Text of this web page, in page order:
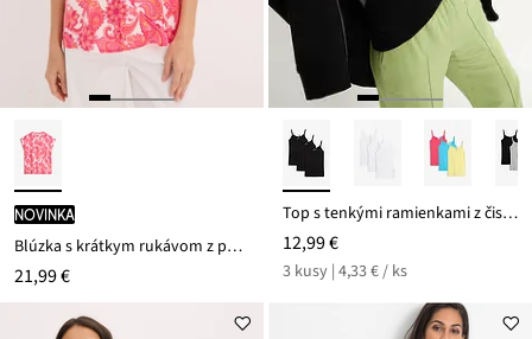
novinka
Blúzka s krátkym rukávom z padavého saténu
21,99 €
Top s tenkými ramienkami z čistej bavlny (3 ks v balení)
12,99 €
3 kusy | 4,33 € / ks